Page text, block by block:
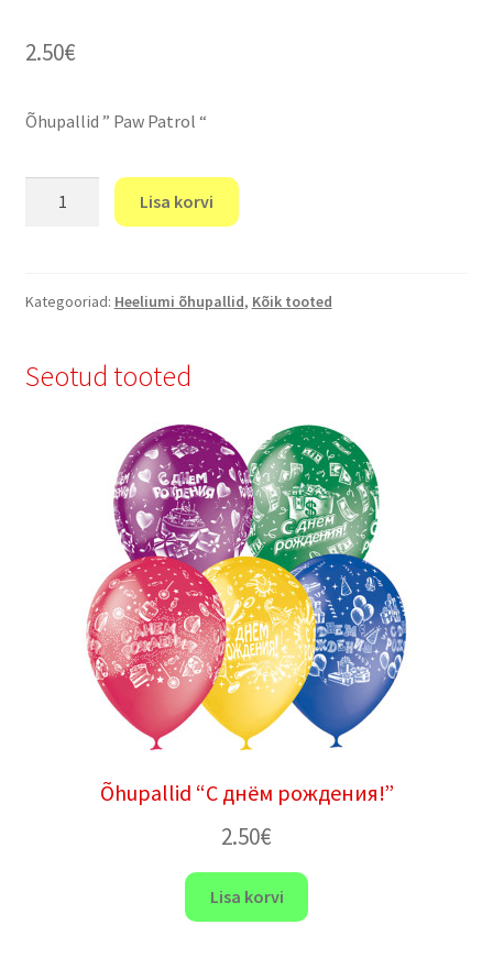
2.50€
Õhupallid ” Paw Patrol “
kogus
Lisa korvi
Kategooriad: Heeliumi õhupallid, Kõik tooted
Seotud tooted
Õhupallid “С днём рождения!”
2.50€
Lisa korvi